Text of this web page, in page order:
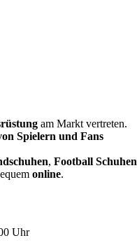
am Markt vertreten.
Spielern und Fans
, Football Schuhen
online.
Uhr